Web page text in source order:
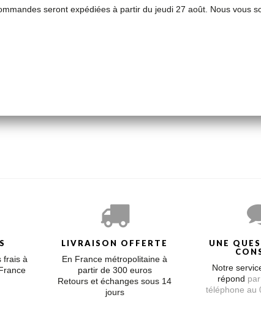
chaîne fine en or blanc 18 carats d'une longueur de 17,5 cm
frais à
LIVRAISON OFFERTE
En France métropolitaine à
partir de 300 euros
Retours et échanges sous 14
jours
UNE
Notre
répond
téléphone au
seront expédiées à partir du jeudi 27 août. Nous vous